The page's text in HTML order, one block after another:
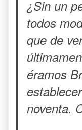
¿Sin un
todos
que de
éramos
noventa.